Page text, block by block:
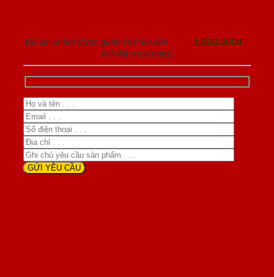
Để có cơ hội được giảm trừ lên đến
1.000.000đ
khi đặt mua hàng.